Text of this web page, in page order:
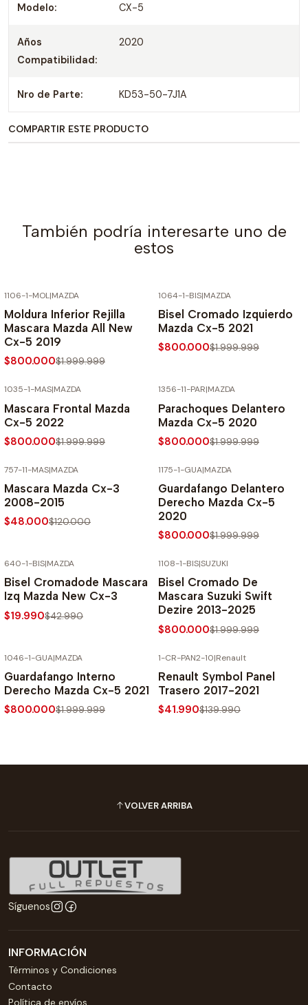
Modelo: CX-5
Años
Compatibilidad:
2020
Nro de Parte: KD53-50-7J1A
COMPARTIR ESTE PRODUCTO
También podría interesarte uno de
estos
1106-1-MOL|MAZDA
Moldura Inferior Rejilla
Mascara Mazda All New
Cx-5 2019
$800.000$1.999.999
1064-1-BIS|MAZDA
Bisel Cromado Izquierdo
Mazda Cx-5 2021
$800.000$1.999.999
1035-1-MAS|MAZDA
Mascara Frontal Mazda
Cx-5 2022
$800.000$1.999.999
1356-11-PAR|MAZDA
Parachoques Delantero
Mazda Cx-5 2020
$800.000$1.999.999
757-11-MAS|MAZDA
Mascara Mazda Cx-3
2008-2015
$48.000$120.000
1175-1-GUA|MAZDA
Guardafango Delantero
Derecho Mazda Cx-5
2020
$800.000$1.999.999
640-1-BIS|MAZDA
Bisel Cromadode Mascara
Izq Mazda New Cx-3
$19.990$42.990
1108-1-BIS|SUZUKI
Bisel Cromado De
Mascara Suzuki Swift
Dezire 2013-2025
$800.000$1.999.999
1046-1-GUA|MAZDA
Guardafango Interno
Derecho Mazda Cx-5 2021
$800.000$1.999.999
1-CR-PAN2-10|Renault
Renault Symbol Panel
Trasero 2017-2021
$41.990$139.990
VOLVER ARRIBA
Síguenos
INFORMACIÓN
Términos y Condiciones
Contacto
Política de envíos